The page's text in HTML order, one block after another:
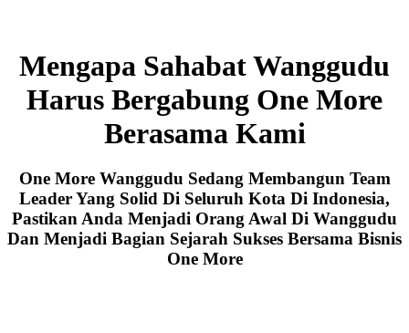
Mengapa Sahabat Wanggudu
Harus Bergabung One More
Berasama Kami
One More Wanggudu Sedang Membangun Team
Leader Yang Solid Di Seluruh Kota Di Indonesia,
Pastikan Anda Menjadi Orang Awal Di Wanggudu
Dan Menjadi Bagian Sejarah Sukses Bersama Bisnis
One More